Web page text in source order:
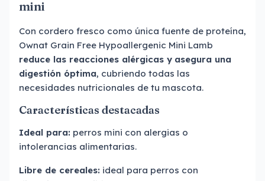
mini
Con cordero fresco como única fuente de proteína,
Ownat Grain Free Hypoallergenic Mini Lamb
reduce las reacciones alérgicas y asegura una
digestión óptima, cubriendo todas las
necesidades nutricionales de tu mascota.
Características destacadas
Ideal para: perros mini con alergias o
intolerancias alimentarias.
Libre de cereales: ideal para perros con